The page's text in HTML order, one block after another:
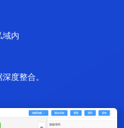
域内
度整合。